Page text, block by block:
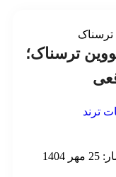
ترسناک؛
ترند
1404